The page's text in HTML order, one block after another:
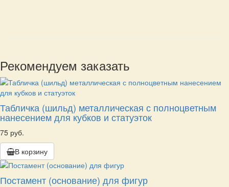
Рекомендуем заказать
Табличка (шильд) металлическая с полноцветным
нанесением для кубков и статуэток
75 руб.
В корзину
Постамент (основание) для фигур